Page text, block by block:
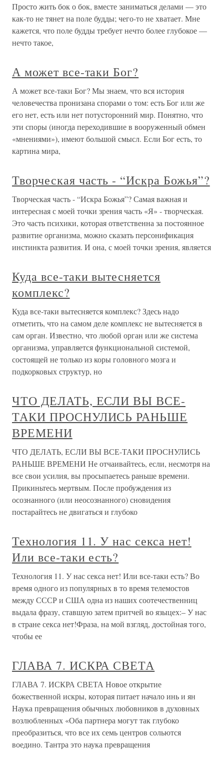
Просто жить бок о бок, вместе заниматься делами — это
как-то не тянет на поле будды; чего-то не хватает. Мне
кажется, что поле будды требует нечто более глубокое —
нечто такое,
А может все-таки Бог?
А может все-таки Бог? Мы знаем, что вся история
человечества пронизана спорами о том: есть Бог или же
его нет, есть или нет потусторонний мир. Понятно, что
эти споры (иногда переходившие в вооруженный обмен
«мнениями»), имеют большой смысл. Если Бог есть, то
картина мира,
Творческая часть - “Искра Божья”?
Творческая часть - “Искра Божья”? Самая важная и
интересная с моей точки зрения часть «Я» - творческая.
Это часть психики, которая ответственна за постоянное
развитие организма, можно сказать персонификация
инстинкта развития. И она, с моей точки зрения, является
Куда все-таки вытесняется
комплекс?
Куда все-таки вытесняется комплекс? Здесь надо
отметить, что на самом деле комплекс не вытесняется в
сам орган. Известно, что любой орган или же система
организма, управляется функциональной системой,
состоящей не только из коры головного мозга и
подкорковых структур, но
ЧТО ДЕЛАТЬ, ЕСЛИ ВЫ ВСЕ-
ТАКИ ПРОСНУЛИСЬ РАНЬШЕ
ВРЕМЕНИ
ЧТО ДЕЛАТЬ, ЕСЛИ ВЫ ВСЕ-ТАКИ ПРОСНУЛИСЬ
РАНЬШЕ ВРЕМЕНИ Не отчаивайтесь, если, несмотря на
все свои усилия, вы просыпаетесь раньше времени.
Прикиньтесь мертвым. После пробуждения из
осознанного (или неосознанного) сновидения
постарайтесь не двигаться и глубоко
Технология 11. У нас секса нет!
Или все-таки есть?
Технология 11. У нас секса нет! Или все-таки есть? Во
время одного из популярных в то время телемостов
между СССР и США одна из наших соотечественниц
выдала фразу, ставшую затем притчей во языцех:– У нас
в стране секса нет!Фраза, на мой взгляд, достойная того,
чтобы ее
ГЛАВА 7. ИСКРА СВЕТА
ГЛАВА 7. ИСКРА СВЕТА Новое открытие
божественной искры, которая питает начало инь и ян
Наука превращения обычных любовников в духовных
возлюбленных «Оба партнера могут так глубоко
преобразиться, что все их семь центров сольются
воедино. Тантра это наука превращения